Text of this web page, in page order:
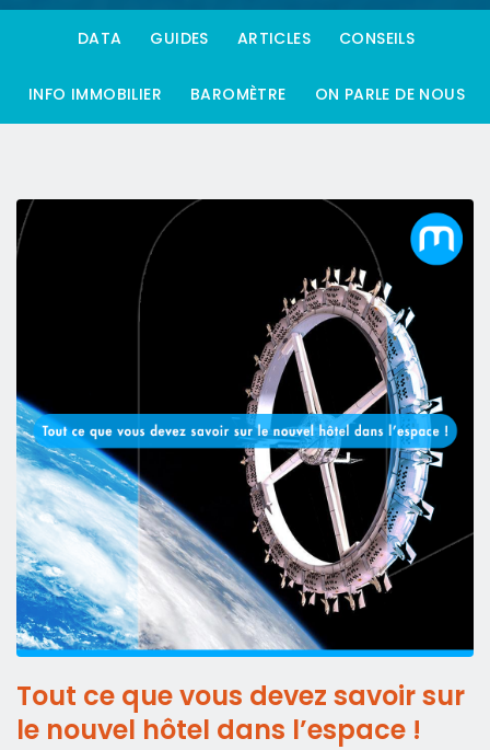
DATA GUIDES ARTICLES CONSEILS
INFO IMMOBILIER BAROMÈTRE ON PARLE DE NOUS
Tout ce que vous devez savoir sur
le nouvel hôtel dans l’espace !